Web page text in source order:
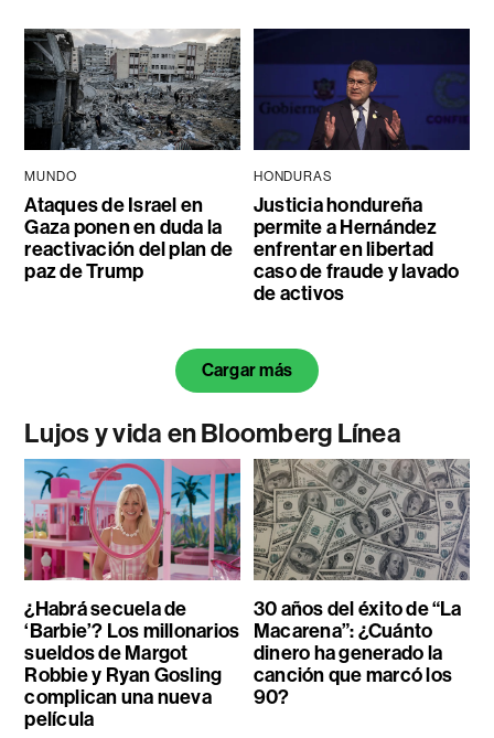
MUNDO
Ataques de Israel en
Gaza ponen en duda la
reactivación del plan de
paz de Trump
HONDURAS
Justicia hondureña
permite a Hernández
enfrentar en libertad
caso de fraude y lavado
de activos
Cargar más
Lujos y vida en Bloomberg Línea
¿Habrá secuela de
‘Barbie’? Los millonarios
sueldos de Margot
Robbie y Ryan Gosling
complican una nueva
película
30 años del éxito de “La
Macarena”: ¿Cuánto
dinero ha generado la
canción que marcó los
90?